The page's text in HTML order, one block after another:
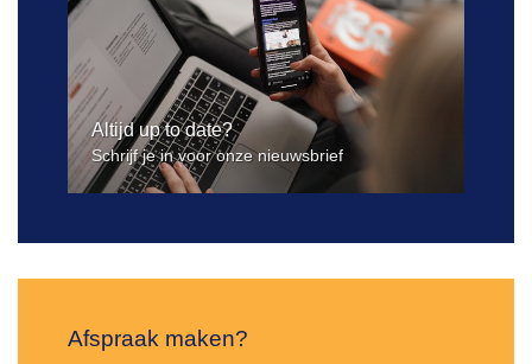
Altijd up to date?
Schrijf je in voor onze nieuwsbrief
Afspraak maken?